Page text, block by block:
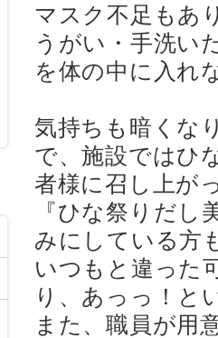
マスク不足もあ
うがい・手洗い
を体の中に入れ
気持ちも暗くな
で、施設ではひ
者様に召し上
『ひな祭りだ
みにしている方
いつもと違った
り、あっっ！と
また、職員が用